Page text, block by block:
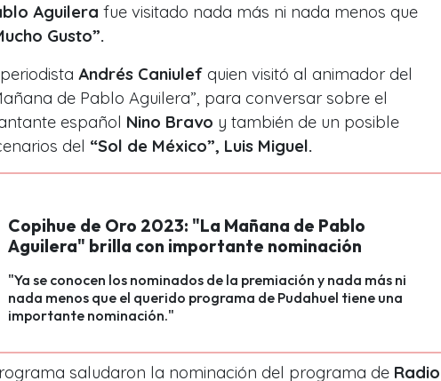
Aguilera fue visitado nada más ni nada menos que
Gusto”.
Andrés Caniulef quien visitó al animador del
de Pablo Aguilera”, para conversar sobre el
español Nino Bravo y también de un posible
del “Sol de México”, Luis Miguel.
Copihue de Oro 2023: "La Mañana de Pablo
Aguilera" brilla con importante nominación
"Ya se conocen los nominados de la premiación y nada más ni
nada menos que el querido programa de Pudahuel tiene una
importante nominación."
saludaron la nominación del programa de Radio